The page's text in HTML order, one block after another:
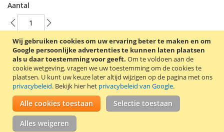
Wij gebruiken cookies om uw ervaring beter te maken en om
Google persoonlijke advertenties te kunnen laten plaatsen
als u daar toestemming voor geeft. Om te voldoen aan de
cookie wetgeving, vragen we uw toestemming om de cookies te
plaatsen. U kunt uw keuze later altijd wijzigen op de pagina met ons
privacybeleid. Bekijk hier het privacybeleid van Google.
Alle cookies toestaan Selectie toestaan
Alles weigeren
Aantal
In Winkelwagen
VOEG TOE AAN VERLANGLIJST
TOEVOEGEN OM TE VERGELIJKEN